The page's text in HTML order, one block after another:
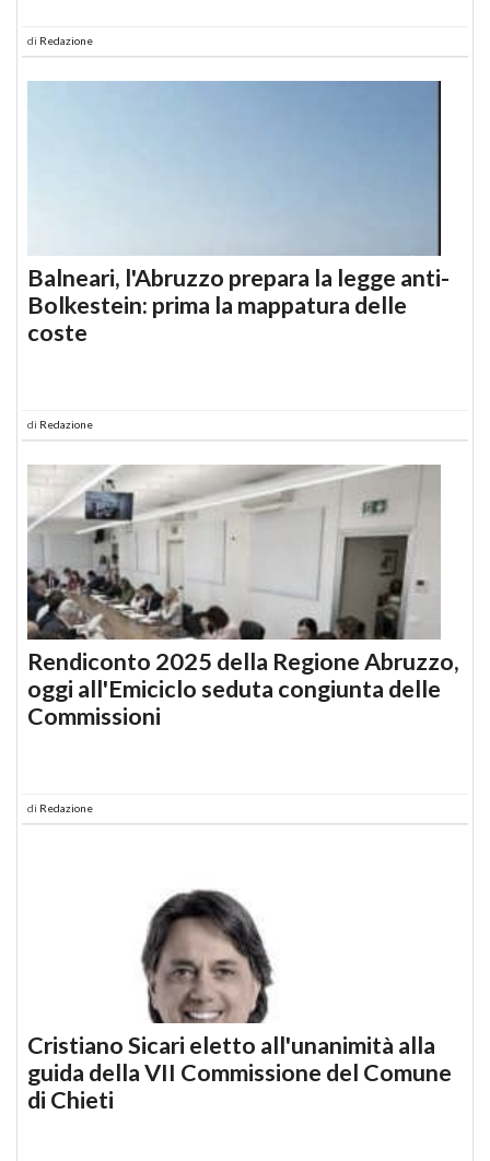
di Redazione
Balneari, l'Abruzzo prepara la legge anti-
Bolkestein: prima la mappatura delle
coste
di Redazione
Rendiconto 2025 della Regione Abruzzo,
oggi all'Emiciclo seduta congiunta delle
Commissioni
di Redazione
Cristiano Sicari eletto all'unanimità alla
guida della VII Commissione del Comune
di Chieti